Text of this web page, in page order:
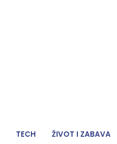
TECH ŽIVOT I ZABAVA